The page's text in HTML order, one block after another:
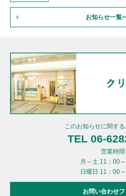
お知らせ一覧
このお知らせに関す
TEL 06-
営業時間
月～土 11：00
日曜日 11：00
お問い合わせ